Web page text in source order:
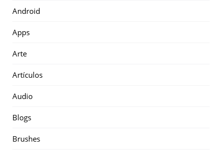
Android
Apps
Arte
Artículos
Audio
Blogs
Brushes